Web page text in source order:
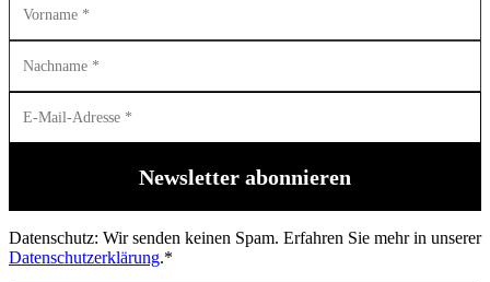
Datenschutz: Wir senden keinen Spam. Erfahren Sie mehr in unserer
Datenschutzerklärung.*